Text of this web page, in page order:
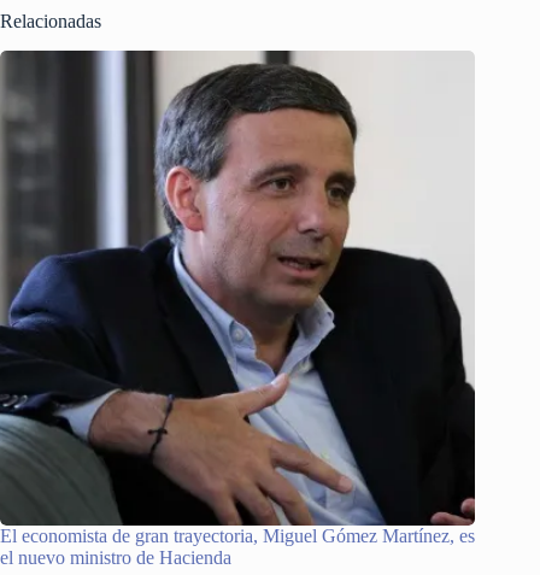
Relacionadas
El economista de gran trayectoria, Miguel Gómez Martínez, es
el nuevo ministro de Hacienda